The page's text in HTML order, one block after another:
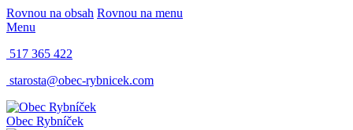
Rovnou na obsah Rovnou na menu
Menu
517 365 422
starosta@obec-rybnicek.com
Obec Rybníček